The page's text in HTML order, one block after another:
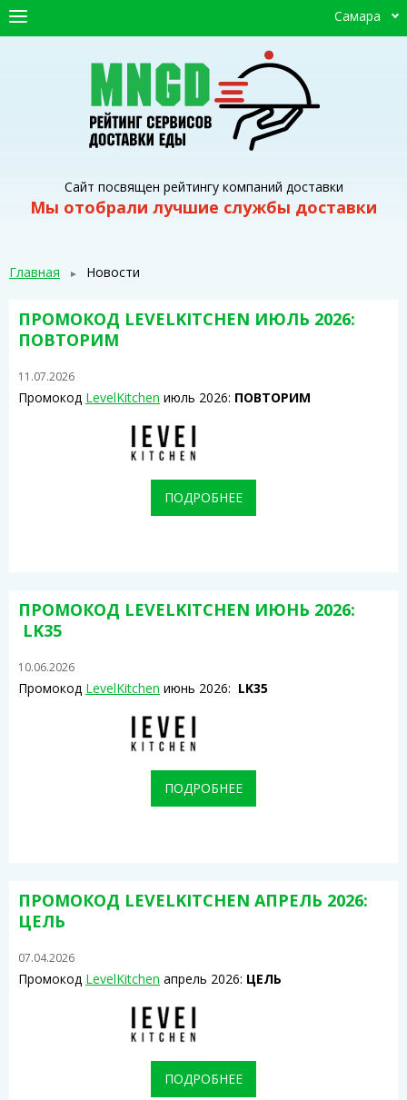
Сайт посвящен рейтингу компаний доставки
Мы отобрали лучшие службы доставки
СЕРВИСЫ ДОСТАВКИ
ПРОМОКОДЫ
СТАТЬИ
Главная Новости
ПРОМОКОД LEVELKITCHEN ИЮЛЬ 2026:
ПОВТОРИМ
11.07.2026
Промокод LevelKitchen июль 2026: ПОВТОРИМ
ПОДРОБНЕЕ
ПРОМОКОД LEVELKITCHEN ИЮНЬ 2026:
LK35
10.06.2026
Промокод LevelKitchen июнь 2026: LK35
ПОДРОБНЕЕ
ПРОМОКОД LEVELKITCHEN АПРЕЛЬ 2026:
ЦЕЛЬ
07.04.2026
Промокод LevelKitchen апрель 2026: ЦЕЛЬ
ПОДРОБНЕЕ
Самара